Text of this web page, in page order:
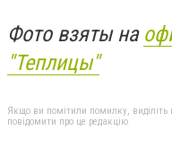
Фото взяты на
"Теплицы"
Якщо ви помітили помилку, виділіть
повідомити про це редакцію